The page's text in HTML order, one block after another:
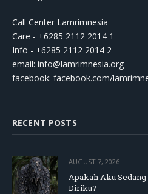
Call Center Lamrimnesia
Care - +6285 2112 2014 1
Info - +6285 2112 2014 2
email: info@lamrimnesia.org
facebook: facebook.com/
RECENT POSTS
AUGUST 7, 2026
Apakah Aku
Diriku?